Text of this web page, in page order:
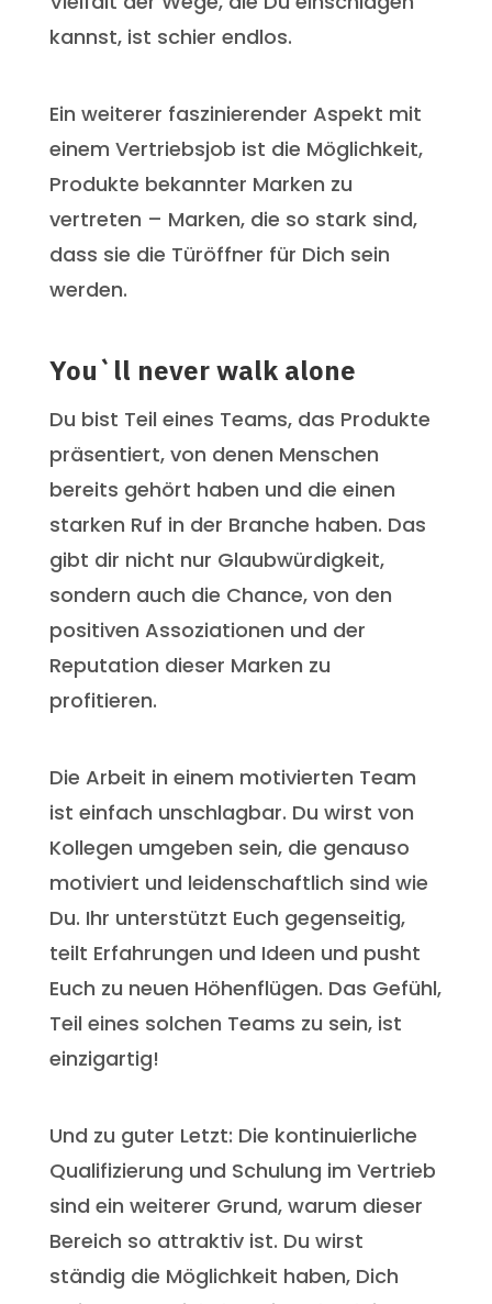
kannst, ist schier endlos.
Ein weiterer faszinierender Aspekt mit
einem Vertriebsjob ist die Möglichkeit,
Produkte bekannter Marken zu
vertreten – Marken, die so stark sind,
dass sie die Türöffner für Dich sein
werden.
You`ll never walk alone
Du bist Teil eines Teams, das Produkte
präsentiert, von denen Menschen
bereits gehört haben und die einen
starken Ruf in der Branche haben. Das
gibt dir nicht nur Glaubwürdigkeit,
sondern auch die Chance, von den
positiven Assoziationen und der
Reputation dieser Marken zu
profitieren.
Die Arbeit in einem motivierten Team
ist einfach unschlagbar. Du wirst von
Kollegen umgeben sein, die genauso
motiviert und leidenschaftlich sind wie
Du. Ihr unterstützt Euch gegenseitig,
teilt Erfahrungen und Ideen und pusht
Euch zu neuen Höhenflügen. Das Gefühl,
Teil eines solchen Teams zu sein, ist
einzigartig!
Und zu guter Letzt: Die kontinuierliche
Qualifizierung und Schulung im Vertrieb
sind ein weiterer Grund, warum dieser
Bereich so attraktiv ist. Du wirst
ständig die Möglichkeit haben, Dich